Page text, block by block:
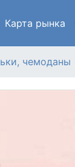
Карта рынка
чемоданы